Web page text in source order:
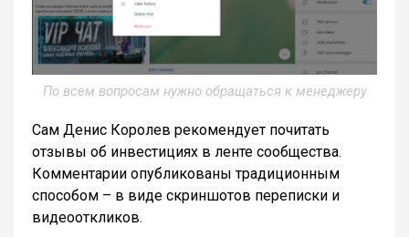
По всем вопросам нужно обращаться к менеджеру
Сам Денис Королев рекомендует почитать
отзывы об инвестициях в ленте сообщества.
Комментарии опубликованы традиционным
способом – в виде скриншотов переписки и
видеооткликов.